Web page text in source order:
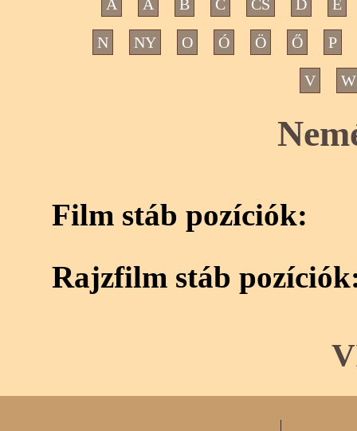
A Á B C CS D E
N NY O Ó Ö Ő P
V W
Film stáb pozíciók:
Rajzfilm stáb